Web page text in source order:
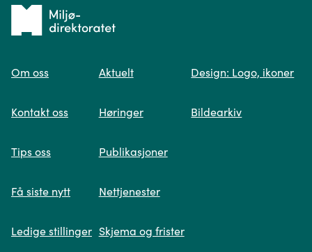
søk og viser deg vår mest relevante
Tilbake
forsiden
Om oss
Kontakt oss
Tips oss
Få siste nytt
Ledige stillinger
Aktuelt
Høringer
Publikasjoner
Nettjenester
Skjema og frister
Design: Logo, ikoner
Bildearkiv